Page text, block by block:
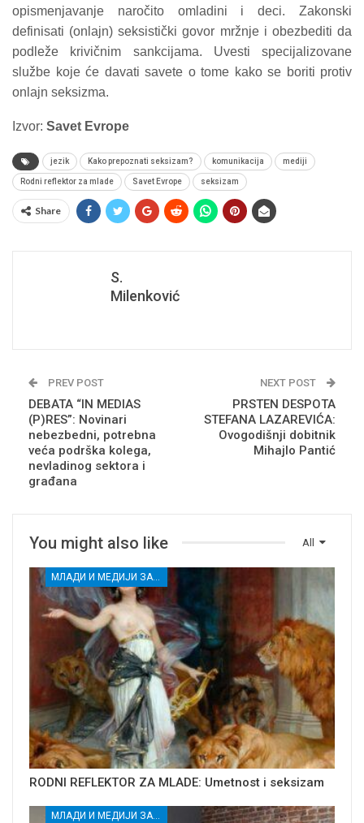
opismenjavanje naročito omladini i deci. Zakonski
definisati (onlajn) seksistički govor mržnje i obezbediti da
podleže krivičnim sankcijama. Uvesti specijalizovane
službe koje će davati savete o tome kako se boriti protiv
onlajn seksizma.
Izvor: Savet Evrope
jezik Kako prepoznati seksizam? komunikacija mediji
Rodni reflektor za mlade Savet Evrope seksizam
Share
S.
Milenković
PREV POST
DEBATA “IN MEDIAS
(P)RES”: Novinari
nebezbedni, potrebna
veća podrška kolega,
nevladinog sektora i
građana
NEXT POST
PRSTEN DESPOTA
STEFANA LAZAREVIĆA:
Ovogodišnji dobitnik
Mihajlo Pantić
All
You might also like
МЛАДИ И МЕДИЈИ ЗА ДЕМОКРАТСКИ РАЗВОЈ
RODNI REFLEKTOR ZA MLADE: Umetnost i seksizam
МЛАДИ И МЕДИЈИ ЗА ДЕМОКРАТСКИ РАЗВОЈ